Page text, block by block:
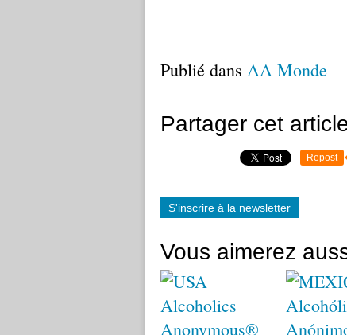
Publié dans AA Monde
Partager cet
Repost
S'inscrire à la newsletter
Vous aimerez